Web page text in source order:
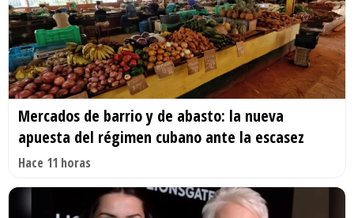
Mercados de barrio y de abasto: la nueva
apuesta del régimen cubano ante la escasez
Hace 11 horas